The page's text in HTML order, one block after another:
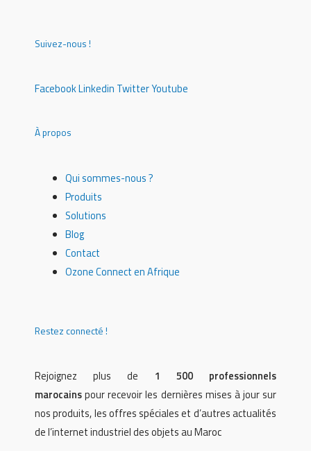
Suivez-nous !
FacebookLinkedin TwitterYoutube
À propos
Qui sommes-nous ?
Produits
Solutions
Blog
Contact
Ozone Connect en Afrique
Restez connecté !
Rejoignez plus de 1 500 professionnels
marocainspour recevoir les dernières mises à jour sur
nos produits, les offres spéciales et d’autres actualités
de l’internet industriel des objets au Maroc